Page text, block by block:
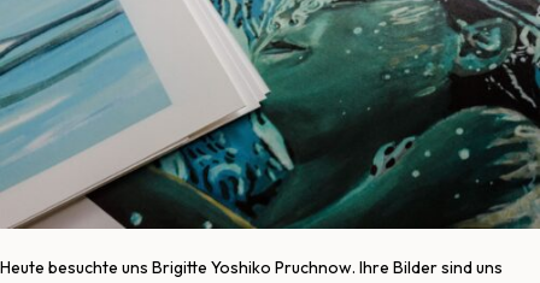
Heute besuchte uns Brigitte Yoshiko Pruchnow. Ihre Bilder sind uns